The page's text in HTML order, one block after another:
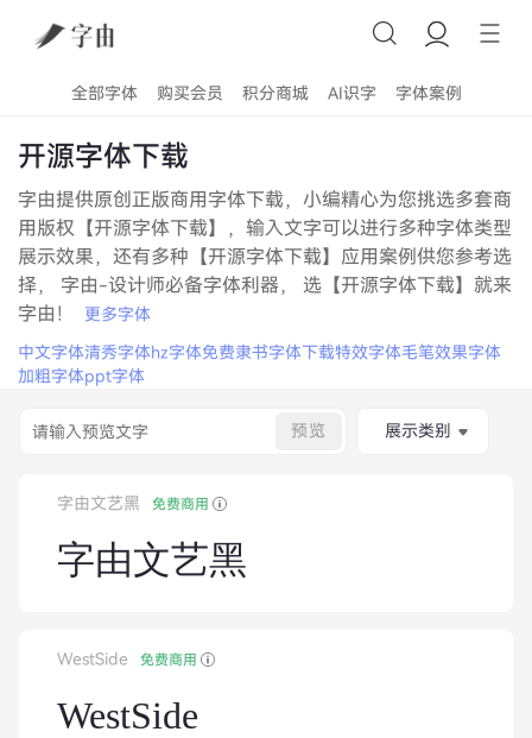
全部字体 购买会员 积分商城 AI识字 字体案例
开源字体下载
字由提供原创正版商用字体下载，小编精心为您挑选多套商
用版权【开源字体下载】，输入文字可以进行多种字体类型
展示效果，还有多种【开源字体下载】应用案例供您参考选
择， 字由-设计师必备字体利器， 选【开源字体下载】就来
字由！
更多字体
中文字体清秀字体hz字体免费隶书字体下载特效字体毛笔效果字体
加粗字体ppt字体
预览 展示类别
字由文艺黑 免费商用
字由文艺黑
WestSide 免费商用
WestSide